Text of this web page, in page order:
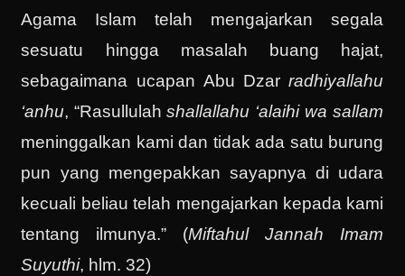
Agama Islam telah mengajarkan segala
sesuatu hingga masalah buang hajat,
sebagaimana ucapan Abu Dzarradhiyallahu
‘anhu, “Rasullulahshallallahu ‘alaihi wa sallam
meninggalkan kami dan tidak ada satu burung
pun yang mengepakkan sayapnya di udara
kecuali beliau telah mengajarkan kepada kami
tentang ilmunya.” (Miftahul Jannah Imam
Suyuthi, hlm. 32)